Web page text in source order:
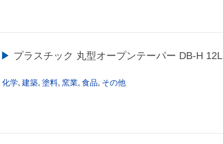
▶︎ プラスチック 丸型オープンテーパー DB-H 12L
化学, 建築, 塗料, 窯業, 食品, その他